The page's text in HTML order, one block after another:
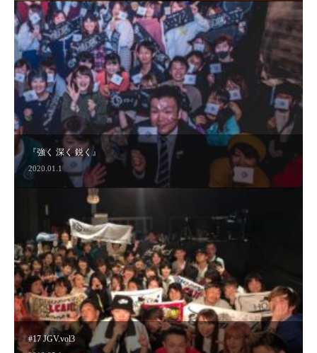
『強く 深く 鋭く』
2020.01.1
#17 JGV.vol3